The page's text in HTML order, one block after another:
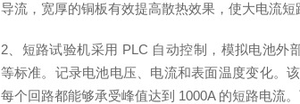
导流，宽厚的铜板有效提高散热效果，使大电流
2、 短路试验机采用 PLC 自动控制，模拟电池外
等标准。记录电池电压、电流和表面温度变化。
每个回路都能够承受峰值达到 1000A 的短路电流。